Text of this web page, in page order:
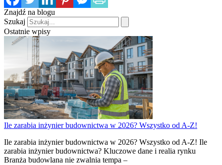
Znajdź na blogu
Szukaj
Ostatnie wpisy
Ile zarabia inżynier budownictwa w 2026? Wszystko od A-Z!
Ile zarabia inżynier budownictwa w 2026? Wszystko od A-Z! Ile
zarabia inżynier budownictwa? Kluczowe dane i realia rynku
Branża budowlana nie zwalnia tempa –